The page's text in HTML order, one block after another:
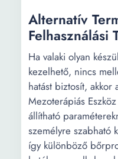
Alternatív
Felhasználási
Ha valaki olyan
kezelhető, nincs
hatást biztosít, akkor
Mezoterápiás
állítható
személyre szabható
így különböző